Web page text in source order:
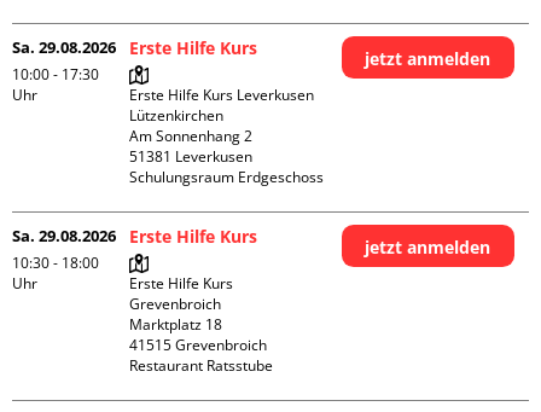
Sa. 29.08.2026
10:00 - 17:30
Uhr
Erste Hilfe Kurs
Erste Hilfe Kurs Leverkusen
Lützenkirchen
Am Sonnenhang 2
51381 Leverkusen
Schulungsraum Erdgeschoss
jetzt anmelden
Sa. 29.08.2026
10:30 - 18:00
Uhr
Erste Hilfe Kurs
Erste Hilfe Kurs
Grevenbroich
Marktplatz 18
41515 Grevenbroich
Restaurant Ratsstube
jetzt anmelden